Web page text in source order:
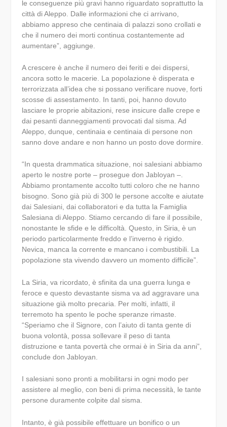
le conseguenze più gravi hanno riguardato soprattutto la
città di Aleppo. Dalle informazioni che ci arrivano,
abbiamo appreso che centinaia di palazzi sono crollati e
che il numero dei morti continua costantemente ad
aumentare”, aggiunge.
A crescere è anche il numero dei feriti e dei dispersi,
ancora sotto le macerie. La popolazione è disperata e
terrorizzata all’idea che si possano verificare nuove, forti
scosse di assestamento. In tanti, poi, hanno dovuto
lasciare le proprie abitazioni, rese insicure dalle crepe e
dai pesanti danneggiamenti provocati dal sisma. Ad
Aleppo, dunque, centinaia e centinaia di persone non
sanno dove andare e non hanno un posto dove dormire.
“In questa drammatica situazione, noi salesiani abbiamo
aperto le nostre porte – prosegue don Jabloyan –.
Abbiamo prontamente accolto tutti coloro che ne hanno
bisogno. Sono già più di 300 le persone accolte e aiutate
dai Salesiani, dai collaboratori e da tutta la Famiglia
Salesiana di Aleppo. Stiamo cercando di fare il possibile,
nonostante le sfide e le difficoltà. Questo, in Siria, è un
periodo particolarmente freddo e l’inverno è rigido.
Nevica, manca la corrente e mancano i combustibili. La
popolazione sta vivendo davvero un momento difficile”.
La Siria, va ricordato, è sfinita da una guerra lunga e
feroce e questo devastante sisma va ad aggravare una
situazione già molto precaria. Per molti, infatti, il
terremoto ha spento le poche speranze rimaste.
“Speriamo che il Signore, con l’aiuto di tanta gente di
buona volontà, possa sollevare il peso di tanta
distruzione e tanta povertà che ormai è in Siria da anni”,
conclude don Jabloyan.
I salesiani sono pronti a mobilitarsi in ogni modo per
assistere al meglio, con beni di prima necessità, le tante
persone duramente colpite dal sisma.
Intanto, è già possibile effettuare un bonifico o un